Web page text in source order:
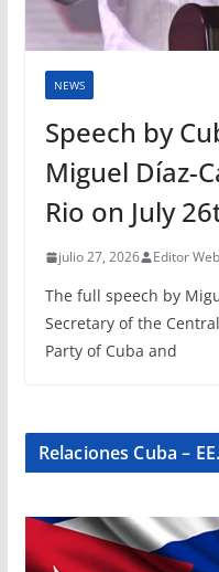
NEWS
Speech by
Miguel Díaz-
Rio on July
julio 27, 2026 Editor
The full speech by
Secretary of the
Party of Cuba and
Relaciones Cuba –